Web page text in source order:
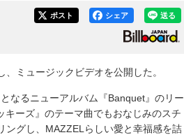
送る
シェア
ポスト
ミュージックビデオを公開した。
なるニューアルバム『Banquet』のリー
キーズ』のテーマ曲でもおなじみのスチ
ングし、MAZZELらしい愛と幸福感を詰